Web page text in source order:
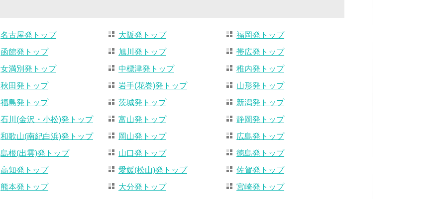
名古屋発トップ 大阪発トップ
福岡発トップ
函館発トップ 旭川発トップ
帯広発トップ
女満別発トップ 中標津発トップ
稚内発トップ
秋田発トップ 岩手(花巻)発トップ
山形発トップ
福島発トップ 茨城発トップ
新潟発トップ
石川(金沢・小松)発トップ 富山発トップ
静岡発トップ
和歌山(南紀白浜)発トップ 岡山発トップ
広島発トップ
島根(出雲)発トップ 山口発トップ
徳島発トップ
高知発トップ 愛媛(松山)発トップ
佐賀発トップ
熊本発トップ 大分発トップ
宮崎発トップ